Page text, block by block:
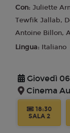
Con: Juliette
Tewfik Jallab,
Antoine Billon,
Lingua: Italiano
Giovedì
Cinema
18:30
SALA 2